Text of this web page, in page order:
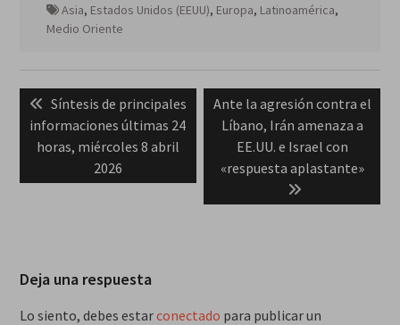
Asia, Estados Unidos (EEUU), Europa, Latinoamérica,
Medio Oriente
de
entradas
Previous
post:
Síntesis de principales
informaciones últimas 24
horas, miércoles 8 abril
2026
Next
post:
Ante la agresión contra el
Líbano, Irán amenaza a
EE.UU. e Israel con
«respuesta aplastante»
Deja una respuesta
Lo siento, debes estarconectado para publicar un